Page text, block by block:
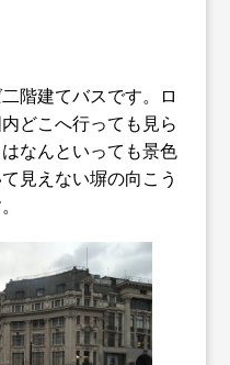
階建てバスです。ロ
どこへ行っても見ら
なんといっても景色
見えない塀の向こう